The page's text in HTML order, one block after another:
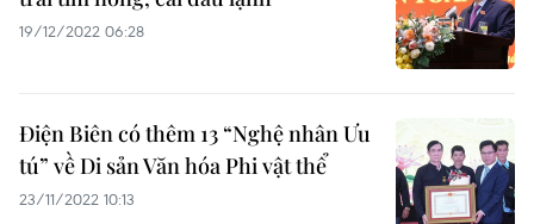
19/12/2022 06:28
Điện Biên có thêm 13 “Nghệ nhân Ưu
tú” về Di sản Văn hóa Phi vật thể
23/11/2022 10:13